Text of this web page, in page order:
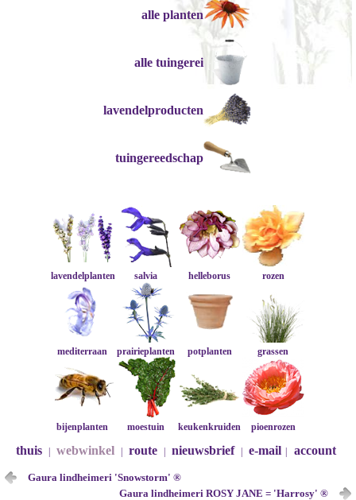
alle planten
alle tuingerei
lavendelproducten
tuingereedschap
lavendelplanten salvia helleborus rozen
mediterraan prairieplanten potplanten grassen
bijenplanten moestuin keukenkruiden pioenrozen
thuis webwinkel route nieuwsbrief e-mail account
Gaura lindheimeri 'Snowstorm' ®
Gaura lindheimeri ROSY JANE = 'Harrosy' ®